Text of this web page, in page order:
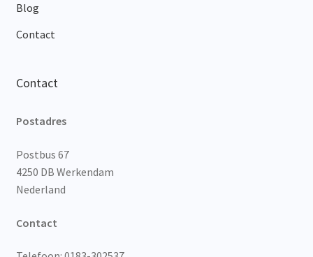
Blog
Contact
Contact
Postadres
Postbus 67
4250 DB Werkendam
Nederland
Contact